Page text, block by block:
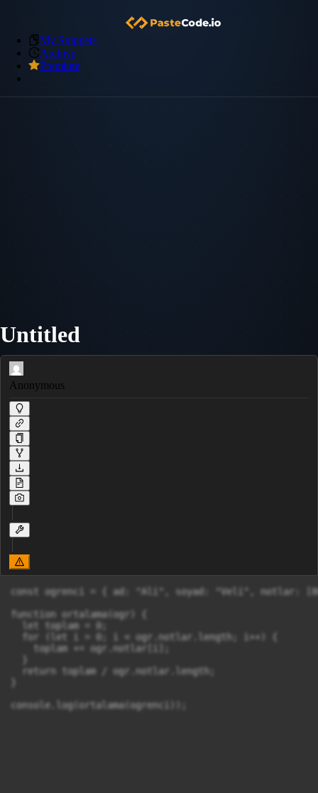
My Snippets
Archive
Premium
Untitled
Anonymous
const ogrenci = { ad: "Ali", soyad: "Veli", notlar:
function ortalama(ogr) {
  let toplam = 0;
  for (let i = 0; i < ogr.notlar.length; i++) {
    toplam += ogr.notlar[i];
  return toplam / ogr.notlar.length;
console.log(ortalama(ogrenci));